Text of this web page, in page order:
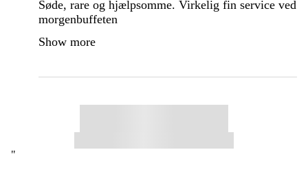
Søde, rare og hjælpsomme. Virkelig fin service ved
morgenbuffeten
Show more
"